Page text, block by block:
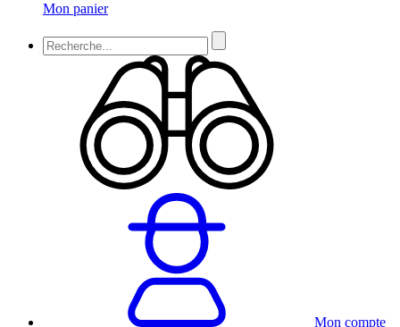
Mon panier
Mon compte